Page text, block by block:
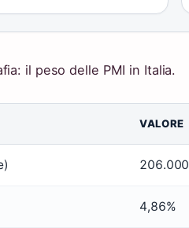
il peso delle PMI in Italia.
VALORE
206.000
4,86%